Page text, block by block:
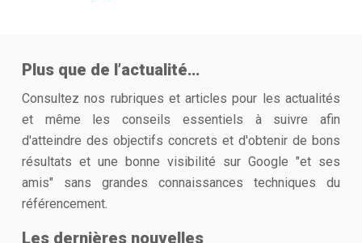
Plus que de l’actualité…
Consultez nos rubriques et articles pour les actualités
et même les conseils essentiels à suivre afin
d'atteindre des objectifs concrets et d'obtenir de bons
résultats et une bonne visibilité sur Google "et ses
amis" sans grandes connaissances techniques du
référencement.
Les dernières nouvelles